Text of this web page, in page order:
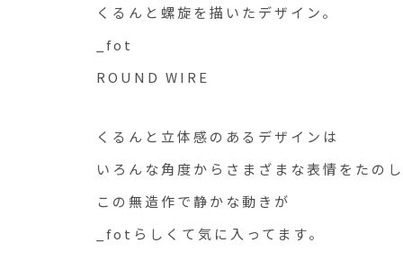
くるんと螺旋を描いたデザイン。
_fot
ROUND WIRE
くるんと立体感のあるデザインは
いろんな角度からさまざまな表情をたのし
この無造作で静かな動きが
_fotらしくて気に入ってます。